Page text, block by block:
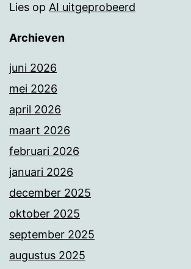
Lies op AI uitgeprobeerd
Archieven
juni 2026
mei 2026
april 2026
maart 2026
februari 2026
januari 2026
december 2025
oktober 2025
september 2025
augustus 2025